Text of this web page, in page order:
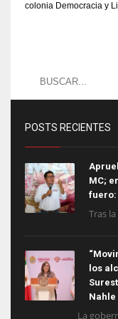
colonia Democracia y
POSTS RECIENTES
MC;
fuero:
Tras
los
Nahle
La